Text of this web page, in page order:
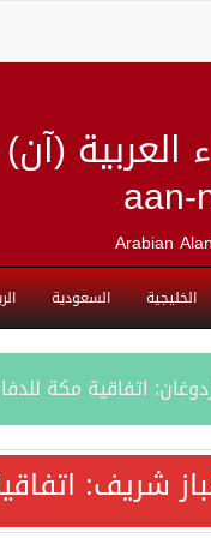
العربية (آن)
aan-
Arabian
الخليجية السعودية
اتفاقية مكة
وزير الخارجية :
شريف: